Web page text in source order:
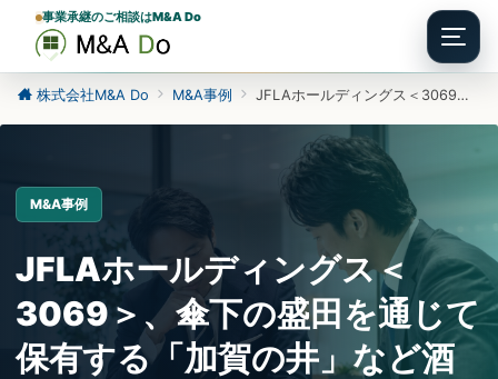
Menu
事業承継のご相談はM&A Do
株式会社M&A Do M&A事例 JFLAホールディングス＜3069＞、傘下の盛田を通じて保有する「加賀の井」など酒造会社10社を譲渡
M&A事例
JFLAホールディングス＜
3069＞、傘下の盛田を通じて
保有する「加賀の井」など酒